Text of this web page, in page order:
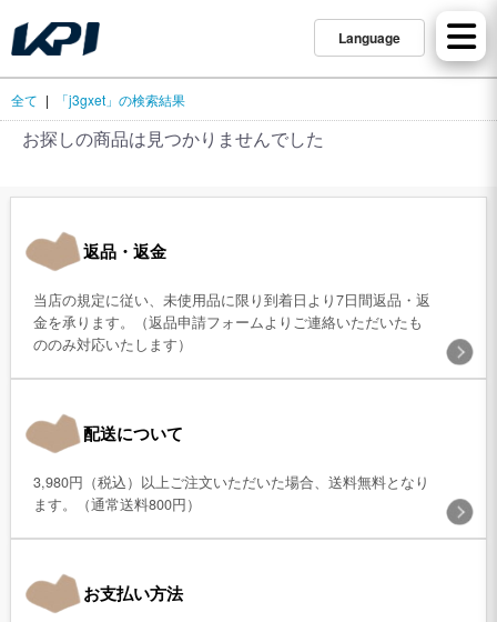
Language
全て | 「j3gxet」の検索結果
お探しの商品は見つかりませんでした
返品・返金
当店の規定に従い、未使用品に限り到着日より7日間返品・返
金を承ります。（返品申請フォームよりご連絡いただいたも
ののみ対応いたします）
配送について
3,980円（税込）以上ご注文いただいた場合、送料無料となり
ます。（通常送料800円）
お支払い方法